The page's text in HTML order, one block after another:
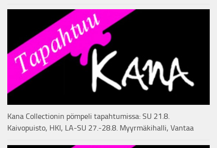
Kana Collectionin pömpeli tapahtumissa: SU 21.8.
Kaivopuisto, HKI, LA-SU 27.-28.8. Myyrmäkihalli, Vantaa